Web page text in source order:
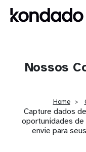
Nossos
Home
Capture dados
oportunidades de
envie para